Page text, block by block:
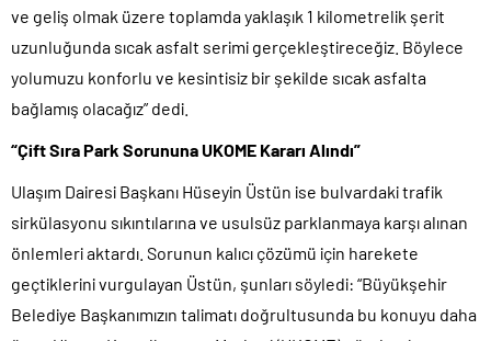
ve geliş olmak üzere toplamda yaklaşık 1 kilometrelik şerit
uzunluğunda sıcak asfalt serimi gerçekleştireceğiz. Böylece
yolumuzu konforlu ve kesintisiz bir şekilde sıcak asfalta
bağlamış olacağız” dedi.
“Çift Sıra Park Sorununa UKOME Kararı Alındı”
Ulaşım Dairesi Başkanı Hüseyin Üstün ise bulvardaki trafik
sirkülasyonu sıkıntılarına ve usulsüz parklanmaya karşı alınan
önlemleri aktardı. Sorunun kalıcı çözümü için harekete
geçtiklerini vurgulayan Üstün, şunları söyledi: “Büyükşehir
Belediye Başkanımızın talimatı doğrultusunda bu konuyu daha